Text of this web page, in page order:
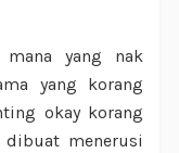
yang nak
yang korang
okay korang
dibuat menerusi